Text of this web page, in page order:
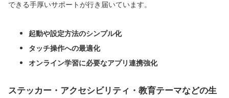
できる手厚いサポートが行き届いています。
起動や設定方法のシンプル化
タッチ操作への最適化
オンライン学習に必要なアプリ連携強化
ステッカー・アクセシビリティ・教育テーマなどの生